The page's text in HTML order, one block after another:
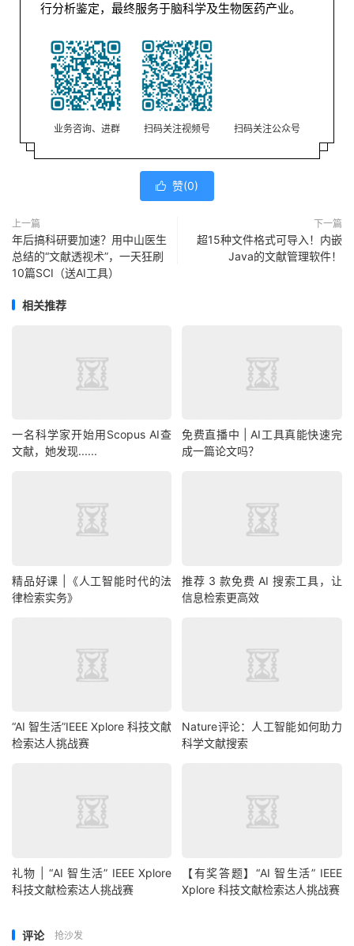
行分析鉴定，最终服务于脑科学及生物医药产业。
业务咨询、进群 扫码关注视频号 扫码关注公众号
 赞(0)
上一篇
年后搞科研要加速？用中山医生
总结的“文献透视术”，一天狂刷
10篇SCI（送AI工具）
下一篇
超15种文件格式可导入！内嵌
Java的文献管理软件！
相关推荐
一名科学家开始用Scopus AI查
文献，她发现......
免费直播中 | AI工具真能快速完
成一篇论文吗？
精品好课 |《人工智能时代的法
律检索实务》
推荐 3 款免费 AI 搜索工具，让
信息检索更高效
“AI 智生活”IEEE Xplore 科技文献
检索达人挑战赛
Nature评论：人工智能如何助力
科学文献搜索
礼物 | “AI 智生活” IEEE Xplore
科技文献检索达人挑战赛
【有奖答题】“AI 智生活” IEEE
Xplore 科技文献检索达人挑战赛
评论 抢沙发